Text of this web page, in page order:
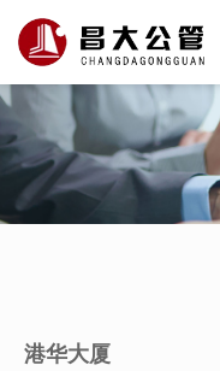
港华大厦